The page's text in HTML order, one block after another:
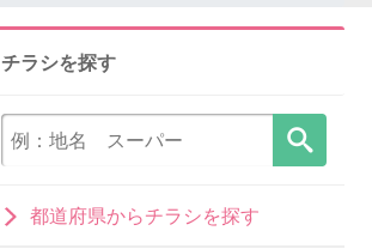
チラシを探す
都道府県からチラシを探す